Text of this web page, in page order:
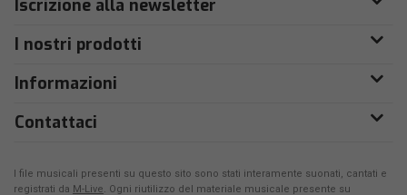
Iscrizione alla newsletter
I nostri prodotti
Informazioni
Contattaci
I file musicali presenti su questo sito sono stati interamente suonati, cantati e
registrati da M-Live. Ogni riutilizzo del materiale musicale presente su